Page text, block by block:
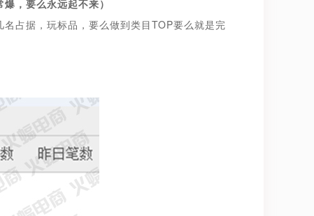
，要么永远起不来）
占据，玩标品，要么做到类目TOP要么就是完